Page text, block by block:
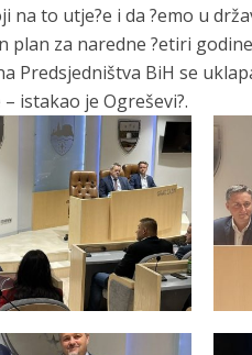
to utje?e i da ?emo u
plan za naredne ?etiri
Predsjedništva BiH se
istakao je Ogreševi?.